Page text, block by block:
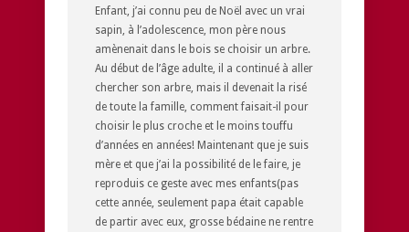
Enfant, j’ai connu peu de Noël avec un vrai
sapin, à l’adolescence, mon père nous
amènenait dans le bois se choisir un arbre.
Au début de l’âge adulte, il a continué à aller
chercher son arbre, mais il devenait la risé
de toute la famille, comment faisait-il pour
choisir le plus croche et le moins touffu
d’années en années! Maintenant que je suis
mère et que j’ai la possibilité de le faire, je
reproduis ce geste avec mes enfants(pas
cette année, seulement papa était capable
de partir avec eux, grosse bédaine ne rentre